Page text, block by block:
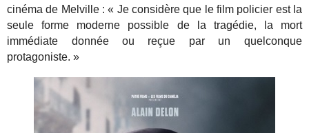
cinéma de Melville : « Je considère que le film policier est la
seule forme moderne possible de la tragédie, la mort
immédiate donnée ou reçue par un quelconque
protagoniste. »